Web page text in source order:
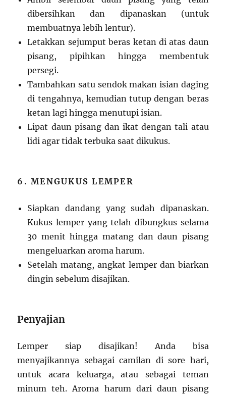
dibersihkan dan dipanaskan (untuk
membuatnya lebih lentur).
Letakkan sejumput beras ketan di atas daun
pisang, pipihkan hingga membentuk
persegi.
Tambahkan satu sendok makan isian daging
di tengahnya, kemudian tutup dengan beras
ketan lagi hingga menutupi isian.
Lipat daun pisang dan ikat dengan tali atau
lidi agar tidak terbuka saat dikukus.
6. MENGUKUS LEMPER
Siapkan dandang yang sudah dipanaskan.
Kukus lemper yang telah dibungkus selama
30 menit hingga matang dan daun pisang
mengeluarkan aroma harum.
Setelah matang, angkat lemper dan biarkan
dingin sebelum disajikan.
Penyajian
Lemper siap disajikan! Anda bisa
menyajikannya sebagai camilan di sore hari,
untuk acara keluarga, atau sebagai teman
minum teh. Aroma harum dari daun pisang